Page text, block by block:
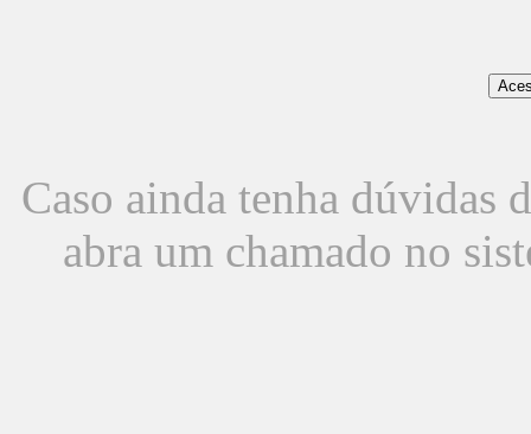
Caso ainda tenha dúvidas
abra um chamado no